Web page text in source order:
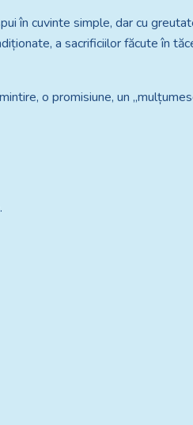
în cuvinte simple, dar cu
a sacrificiilor făcute în
o promisiune, un